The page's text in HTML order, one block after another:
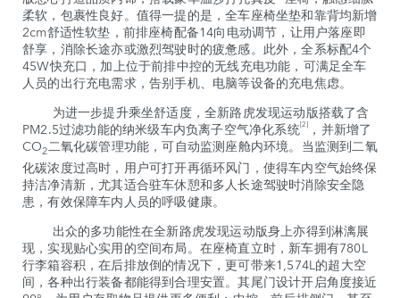
柔软，包裹性良好。值得一提的是，全车座椅坐垫和靠背均新增
2cm舒适性软垫，前排座椅配备14向电动调节，让用户落座即
舒享，消除长途亦或激烈驾驶时的疲惫感。此外，全系标配4个
45W快充口，加上位于前排中控的无线充电功能，可满足全车
人员的出行充电需求，告别手机、电脑等设备的充电焦虑。
为进一步提升乘坐舒适度，全新路虎发现运动版搭载了含
PM2.5过滤功能的纳米级车内负离子空气净化系统[2] ，并新增了
CO2二氧化碳管理功能，可自动监测座舱内环境。当监测到二氧
化碳浓度过高时，用户可打开再循环风门，使得车内空气始终保
持洁净清新，尤其适合驻车休憩和多人长途驾驶时消除安全隐
患，有效保障车内人员的呼吸健康。
出众的多功能性在全新路虎发现运动版身上亦得到淋漓展
现，实现贴心实用的空间布局。在座椅直立时，新车拥有780L
行李箱容积，在后排放倒的情况下，更可带来1,574L的超大空
间，各种出行装备都能得到合理安置。其尾门设计开启角度接近